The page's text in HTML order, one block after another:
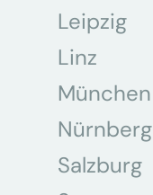
Leipzig
Linz
München
Nürnberg
Salzburg